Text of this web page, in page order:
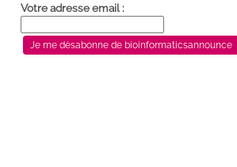
Votre adresse email :